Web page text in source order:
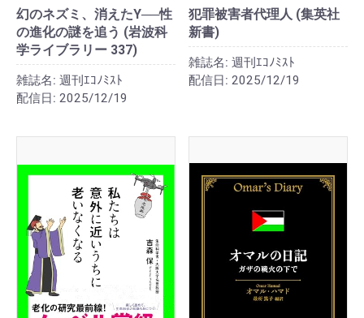
幻のネズミ、消えたY──性
の進化の謎を追う (岩波科
学ライブラリー 337)
雑誌名: 週刊ｴｺﾉﾐｽﾄ
配信日: 2025/12/19
犯罪被害者代理人 (集英社
新書)
雑誌名: 週刊ｴｺﾉﾐｽﾄ
配信日: 2025/12/19